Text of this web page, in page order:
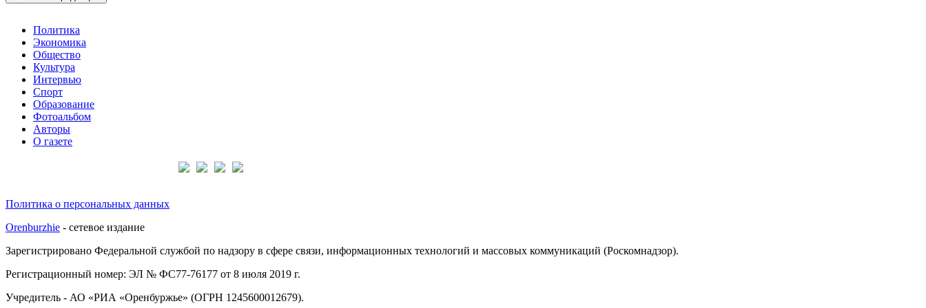
Политика
Экономика
Общество
Культура
Интервью
Спорт
Образование
Фотоальбом
Авторы
О газете
Политика о персональных данных
Orenburzhie - сетевое издание
Зарегистрировано Федеральной службой по надзору в сфере связи, информационных технологий и массовых коммуникаций (Роскомнадзор).
Регистрационный номер: ЭЛ № ФС77-76177 от 8 июля 2019 г.
Учредитель - АО «РИА «Оренбуржье» (ОГРН 1245600012679).